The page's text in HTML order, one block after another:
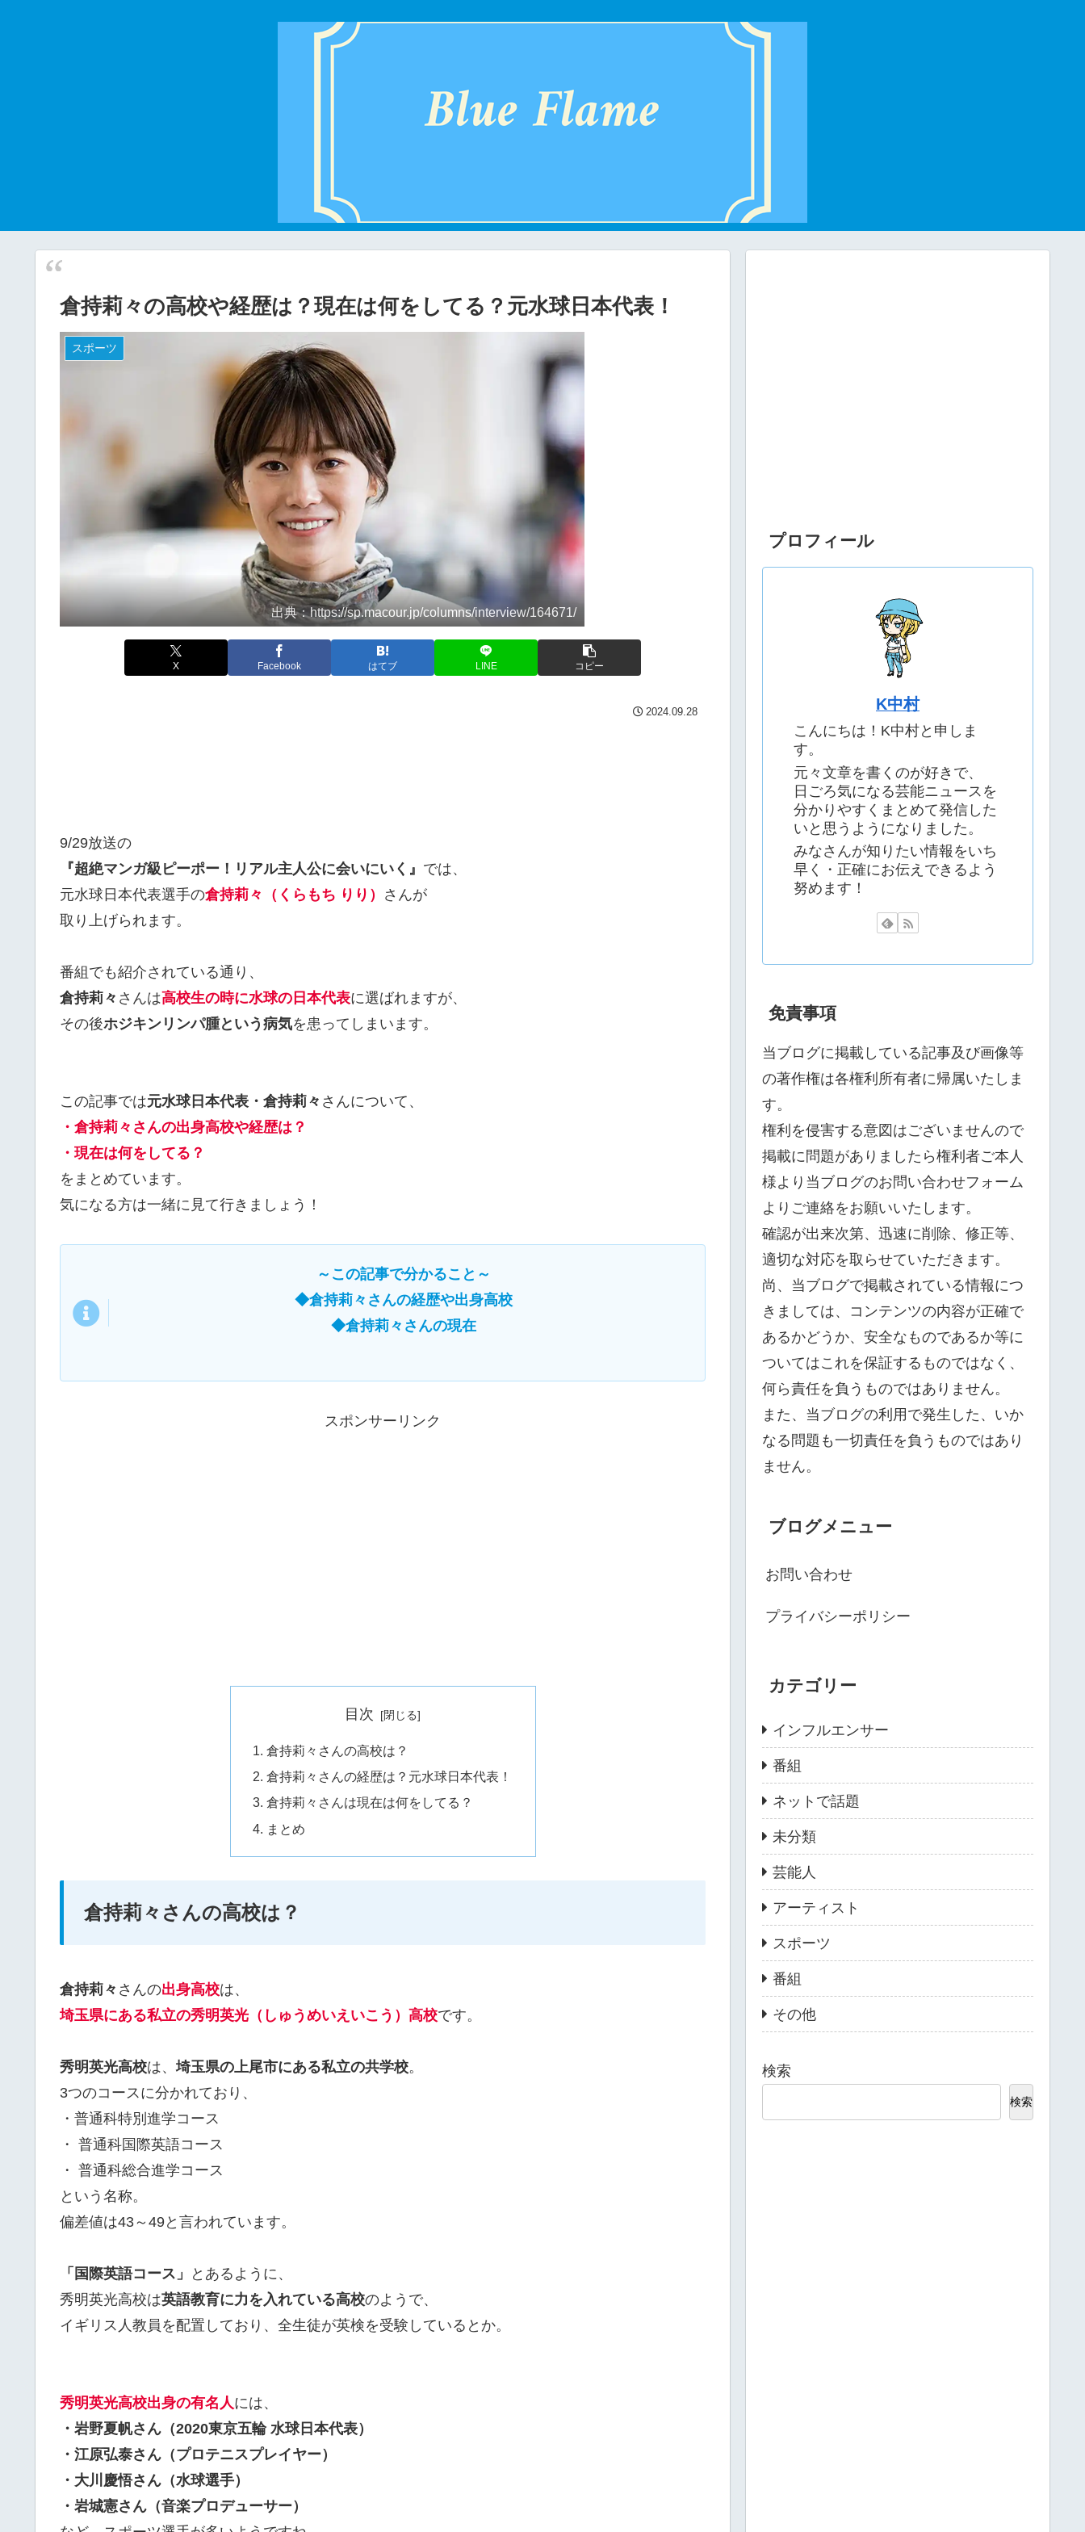
倉持莉々の高校や経歴は？現在は何をしてる？元水球日本代表！
スポーツ
出典：https://sp.macour.jp/columns/interview/164671/
X Facebook はてブ LINE コピー
2024.09.28
9/29放送の
『超絶マンガ級ピーポー！リアル主人公に会いにいく』 では、
元水球日本代表選手の倉持莉々（くらもち りり） さんが
取り上げられます。
番組でも紹介されている通り、
倉持莉々 さんは高校生の時に水球の日本代表に選ばれますが、
その後ホジキンリンパ腫という病気を患ってしまいます。
この記事では元水球日本代表・倉持莉々 さんについて、
・倉持莉々さんの出身高校や経歴は？
・現在は何をしてる？
をまとめています。
気になる方は一緒に見て行きましょう！
～この記事で分かること～
◆倉持莉々さんの経歴や出身高校
◆倉持莉々さんの現在
スポンサーリンク
目次
倉持莉々さんの高校は？
倉持莉々さんの経歴は？元水球日本代表！
倉持莉々さんは現在は何をしてる？
まとめ
倉持莉々さんの高校は？
倉持莉々 さんの出身高校は、
埼玉県にある私立の秀明英光（しゅうめいえいこう）高校です。
秀明英光高校は、埼玉県の上尾市にある私立の共学校。
3つのコースに分かれており、
・普通科特別進学コース
・ 普通科国際英語コース
・ 普通科総合進学コース
という名称。
偏差値は43～49と言われています。
「国際英語コース」
とあるように、
秀明英光高校は英語教育に力を入れている高校のようで、
イギリス人教員を配置しており、全生徒が英検を受験しているとか。
秀明英光高校出身の有名人には、
・岩野夏帆さん（2020東京五輪 水球日本代表）
・江原弘泰さん（プロテニスプレイヤー）
・大川慶悟さん（水球選手）
・岩城憲さん（音楽プロデューサー）
プロフィール
K中村
こんにちは！K中村と申しま
す。
元々文章を書くのが好きで、
日ごろ気になる芸能ニュースを
分かりやすくまとめて発信した
いと思うようになりました。
みなさんが知りたい情報をいち
早く・正確にお伝えできるよう
努めます！
免責事項
当ブログに掲載している記事及び画像等
の著作権は各権利所有者に帰属いたしま
す。
権利を侵害する意図はございませんので
掲載に問題がありましたら権利者ご本人
様より当ブログのお問い合わせフォーム
よりご連絡をお願いいたします。
確認が出来次第、迅速に削除、修正等、
適切な対応を取らせていただきます。
尚、当ブログで掲載されている情報につ
きましては、コンテンツの内容が正確で
あるかどうか、安全なものであるか等に
ついてはこれを保証するものではなく、
何ら責任を負うものではありません。
また、当ブログの利用で発生した、いか
なる問題も一切責任を負うものではあり
ません。
ブログメニュー
お問い合わせ
プライバシーポリシー
カテゴリー
インフルエンサー
番組
ネットで話題
未分類
芸能人
アーティスト
スポーツ
番組
その他
検索
検索